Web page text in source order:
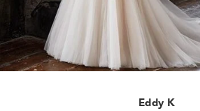
Eddy K